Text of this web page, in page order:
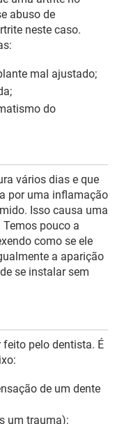
abuso de
neste caso.
mal ajustado;
do
vários dias e que
por uma inflamação
Isso causa uma
pouco a
como se ele
a aparição
se instalar sem
pelo dentista. É
de um dente
um trauma);